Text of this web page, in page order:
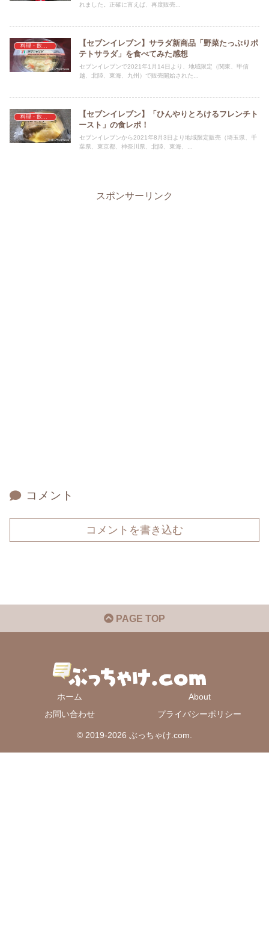
れました。正確に言えば、再度販売...
【セブンイレブン】サラダ新商品「野菜たっぷりポ
テトサラダ」を食べてみた感想
セブンイレブンで2021年1月14日より、地域限定（関東、甲信
越、北陸、東海、九州）で販売開始された...
【セブンイレブン】「ひんやりとろけるフレンチト
ースト」の食レポ！
セブンイレブンから2021年8月3日より地域限定販売（埼玉県、千
葉県、東京都、神奈川県、北陸、東海、...
スポンサーリンク
コメント
コメントを書き込む
PAGE TOP
ホーム
About
お問い合わせ
プライバシーポリシー
© 2019-2026 ぶっちゃけ.com.